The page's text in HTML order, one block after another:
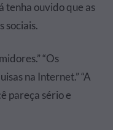
tenha ouvido que as
sociais.
“Os
na Internet.” “A
pareça sério e